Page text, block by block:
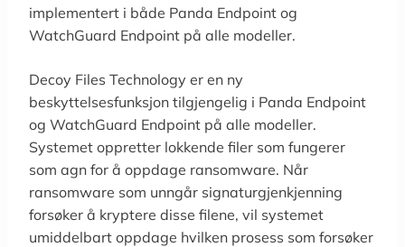
implementert i både Panda Endpoint og
WatchGuard Endpoint på alle modeller.
Decoy Files Technology er en ny
beskyttelsesfunksjon tilgjengelig i Panda Endpoint
og WatchGuard Endpoint på alle modeller.
Systemet oppretter lokkende filer som fungerer
som agn for å oppdage ransomware. Når
ransomware som unngår signaturgjenkjenning
forsøker å kryptere disse filene, vil systemet
umiddelbart oppdage hvilken prosess som forsøker